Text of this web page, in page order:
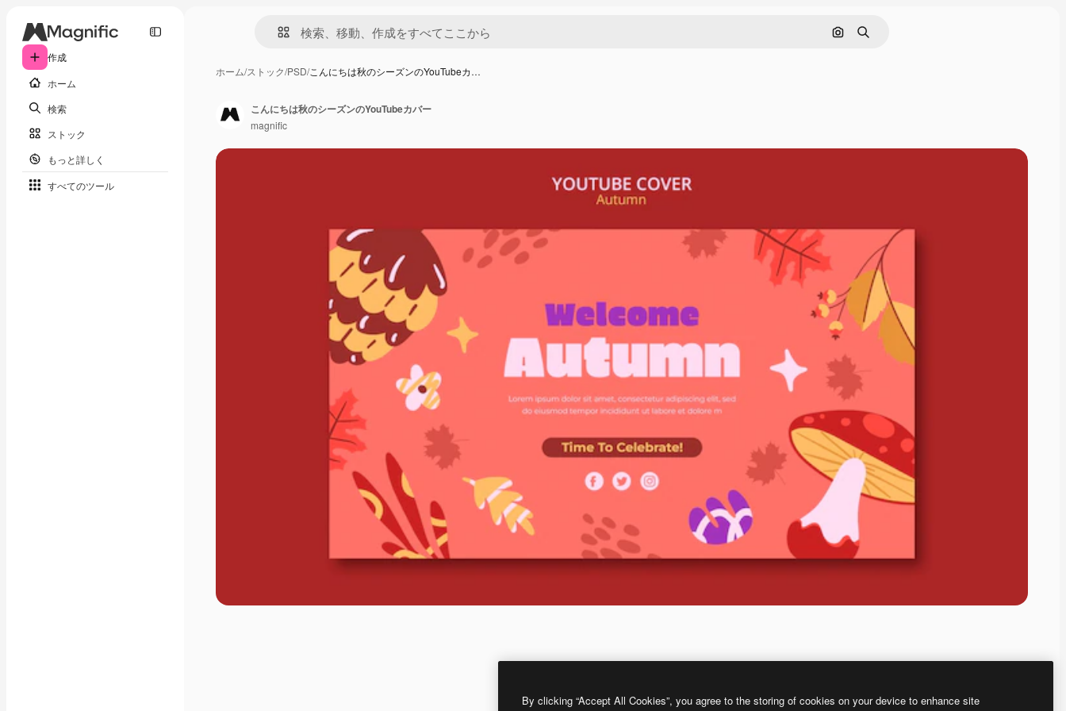
作成
ホーム
検索
ストック
もっと詳しく
すべてのツール
画像で検索
検索
ホーム/ストック/PSD/こんにちは秋のシーズンのYouTubeカ…
こんにちは秋のシーズンのYouTubeカバー
magnific
By clicking “Accept All Cookies”, you agree to the storing of cookies on your device to enhance site